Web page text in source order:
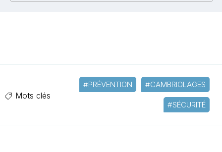
Mots clés
#PRÉVENTION #CAMBRIOLAGES
#SÉCURITÉ